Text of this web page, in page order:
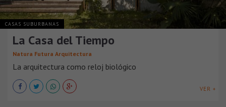
CASAS SUBURBANAS
La Casa del Tiempo
Natura Futura Arquitectura
La arquitectura como reloj biológico
VER +